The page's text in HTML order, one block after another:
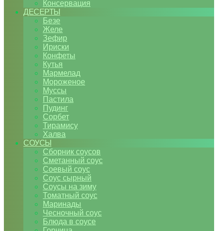
Консервация
ДЕСЕРТЫ
Безе
Желе
Зефир
Ириски
Конфеты
Кутья
Мармелад
Мороженое
Муссы
Пастила
Пудинг
Сорбет
Тирамису
Халва
СОУСЫ
Сборник соусов
Сметанный соус
Соевый соус
Соус сырный
Соусы на зиму
Томатный соус
Маринады
Чесночный соус
Блюда в соусе